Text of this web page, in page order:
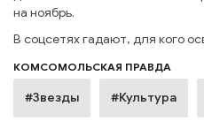
на ноябрь.
В соцсетях гадают, для кого
КОМСОМОЛЬСКАЯ ПРАВДА
#Звезды #Культура